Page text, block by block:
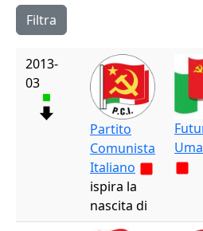
2013-
03
Partito
Comunista
Italiano
ispira la
nascita di